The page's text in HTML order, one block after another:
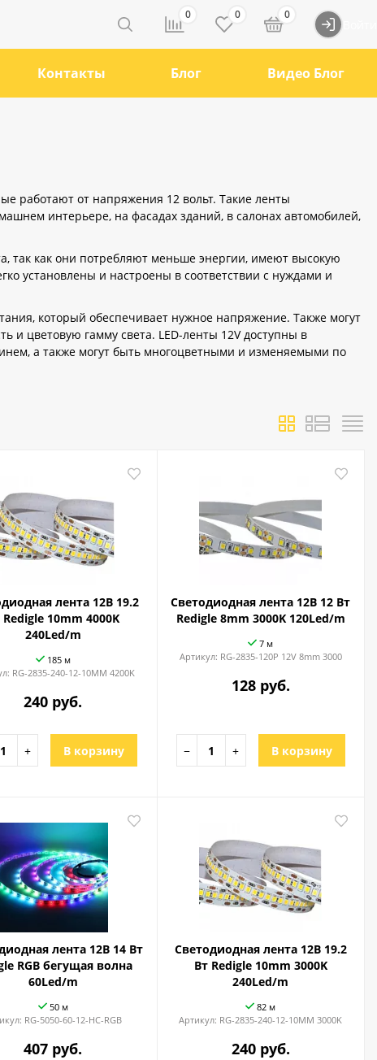
0 0 0
Контакты Блог Видео Блог
работают от напряжения 12 вольт. Такие ленты
интерьере, на фасадах зданий, в салонах автомобилей,
так как они потребляют меньше энергии, имеют высокую
установлены и настроены в соответствии с нуждами и
который обеспечивает нужное напряжение. Также могут
и цветовую гамму света. LED-ленты 12V доступны в
а также могут быть многоцветными и изменяемыми по
лента 12В 19.2
Redigle 10mm 4000K
240Led/m
185 м
RG-2835-240-12-10MM 4200K
240 руб.
+ В корзину
Светодиодная лента 12В 12 Вт
Redigle 8mm 3000K 120Led/m
7 м
Артикул: RG-2835-120P 12V 8mm 3000
128 руб.
− + В корзину
лента 12В 14 Вт
RGB бегущая волна
60Led/m
50 м
RG-5050-60-12-HC-RGB
407 руб.
Светодиодная лента 12В 19.2
Вт Redigle 10mm 3000K
240Led/m
82 м
Артикул: RG-2835-240-12-10MM 3000K
240 руб.